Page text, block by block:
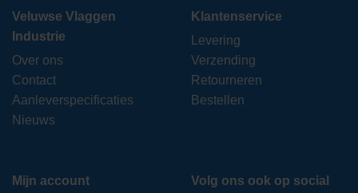
Veluwse Vlaggen
Industrie
Over ons
Contact
Aanleverspecificaties
Nieuws
Klantenservice
Levering
Verzending
Retourneren
Bestellen
Mijn account
Volg ons ook op social